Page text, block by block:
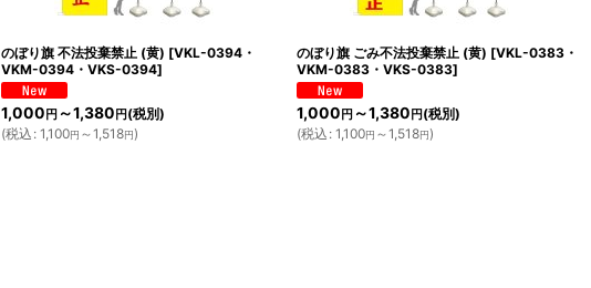
のぼり旗 不法投棄禁止 (黄) [VKL-0394・
VKM-0394・VKS-0394]
1,000 円 ～1,380 円 (税別)
(税込 : 1,100円 ～1,518円)
のぼり旗 ごみ不法投棄禁止 (黄) [VKL-0383・
VKM-0383・VKS-0383]
1,000 円 ～1,380 円 (税別)
(税込 : 1,100円 ～1,518円)